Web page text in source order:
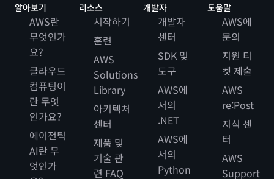
알아보기
AWS란
무엇인가
요?
클라우드
컴퓨팅이
란 무엇
인가요?
에이전틱
AI란 무
엇인가
리소스
시작하기
훈련
AWS
Solutions
Library
아키텍처
센터
제품 및
기술 관
련 FAQ
개발자
개발자
센터
SDK 및
도구
AWS에
서의
.NET
AWS에
서의
Python
도움말
AWS에
문의
지원 티
켓 제출
AWS
re:Post
지식 센
터
AWS
Support